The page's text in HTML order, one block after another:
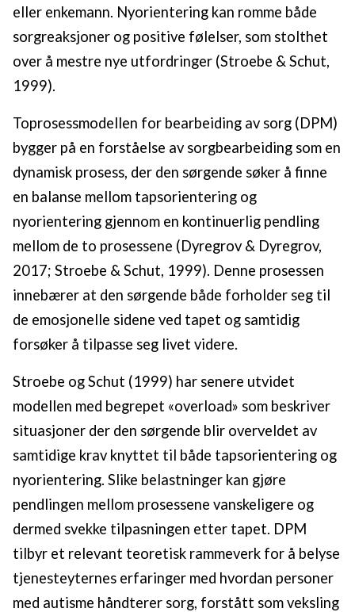
eller enkemann. Nyorientering kan romme både
sorgreaksjoner og positive følelser, som stolthet
over å mestre nye utfordringer (Stroebe & Schut,
1999).
Toprosessmodellen for bearbeiding av sorg (DPM)
bygger på en forståelse av sorgbearbeiding som en
dynamisk prosess, der den sørgende søker å finne
en balanse mellom tapsorientering og
nyorientering gjennom en kontinuerlig pendling
mellom de to prosessene (Dyregrov & Dyregrov,
2017; Stroebe & Schut, 1999). Denne prosessen
innebærer at den sørgende både forholder seg til
de emosjonelle sidene ved tapet og samtidig
forsøker å tilpasse seg livet videre.
Stroebe og Schut (1999) har senere utvidet
modellen med begrepet «overload» som beskriver
situasjoner der den sørgende blir overveldet av
samtidige krav knyttet til både tapsorientering og
nyorientering. Slike belastninger kan gjøre
pendlingen mellom prosessene vanskeligere og
dermed svekke tilpasningen etter tapet. DPM
tilbyr et relevant teoretisk rammeverk for å belyse
tjenesteyternes erfaringer med hvordan personer
med autisme håndterer sorg, forstått som veksling